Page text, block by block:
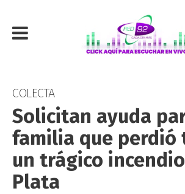
COLECTA
Solicitan ayuda
familia que perdió
un trágico
Plata